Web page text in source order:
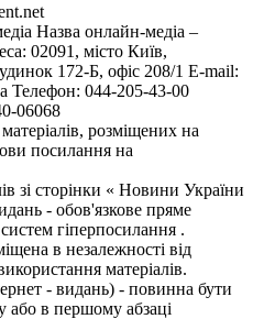
Назва онлайн-медіа –
02091, місто Київ,
172-Б, офіс 208/1 E-mail:
Телефон: 044-205-43-00
06068
розміщених на
посилання на
зі сторінки « Новини України
- обов'язкове пряме
гіперпосилання .
в незалежності від
матеріалів.
- видань) - повинна бути
або в першому абзаці